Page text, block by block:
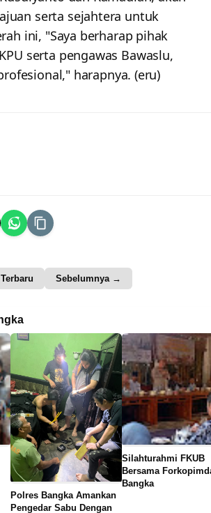
serta sejahtera untuk
ini, "Saya berharap pihak
serta pengawas Bawaslu,
harapnya. (eru)
Sebelumnya →
Polres Bangka Amankan
Pengedar Sabu Dengan
Silahturahmi FKUB
Bersama
Bangka